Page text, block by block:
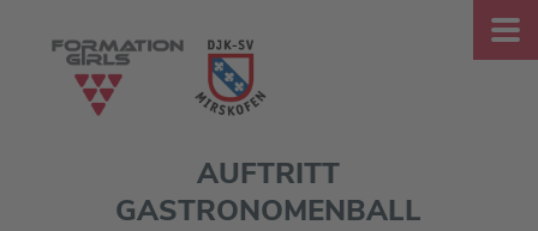
AUFTRITT
GASTRONOMENBALL